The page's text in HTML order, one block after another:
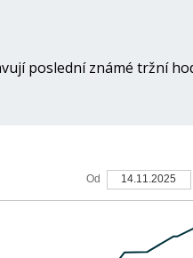
poslední známé tržní
Od 14.11.2025